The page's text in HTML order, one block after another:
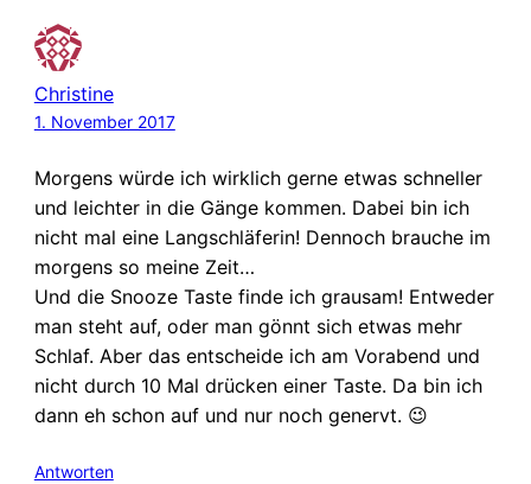
Christine
1. November 2017
Morgens würde ich wirklich gerne etwas schneller
und leichter in die Gänge kommen. Dabei bin ich
nicht mal eine Langschläferin! Dennoch brauche im
morgens so meine Zeit…
Und die Snooze Taste finde ich grausam! Entweder
man steht auf, oder man gönnt sich etwas mehr
Schlaf. Aber das entscheide ich am Vorabend und
nicht durch 10 Mal drücken einer Taste. Da bin ich
dann eh schon auf und nur noch genervt. 😉
Antworten